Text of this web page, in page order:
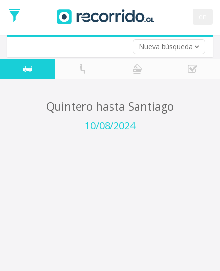
Nueva búsqueda
de
Ida
Vuelta (opcional)
Fecha
de
Quintero hasta Santiago
10/08/2024